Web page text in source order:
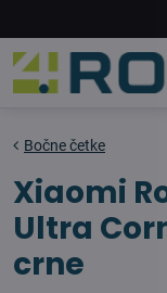
Bočne četke
Xiaomi
Ultra
crne